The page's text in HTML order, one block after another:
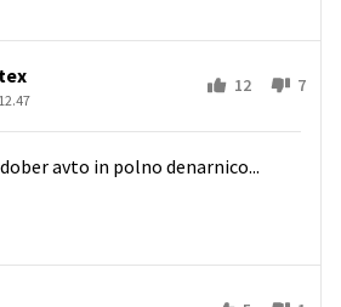
12 7
avto in polno denarnico...